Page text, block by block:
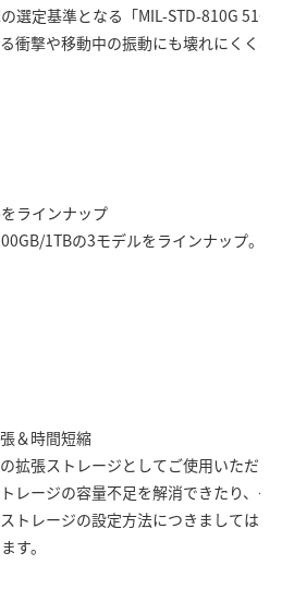
選定基準となる「MIL-STD-810G
衝撃や移動中の振動にも壊れにくく
ラインナップ
1TBの3モデルをラインナップ。
＆時間短縮
拡張ストレージとしてご使用いただけ
レージの容量不足を解消できたり、
トレージの設定方法につきましては
す。